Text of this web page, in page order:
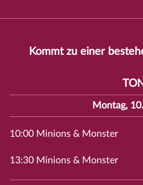
Kommt zu einer
TONI
Montag,
10:00 Minions & Monster
13:30 Minions & Monster